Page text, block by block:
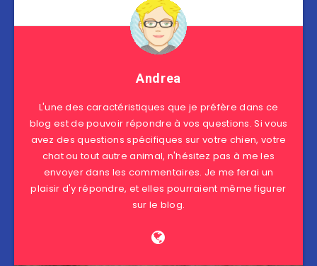
Andrea
L'une des caractéristiques que je préfère dans ce
blog est de pouvoir répondre à vos questions. Si vous
avez des questions spécifiques sur votre chien, votre
chat ou tout autre animal, n'hésitez pas à me les
envoyer dans les commentaires. Je me ferai un
plaisir d'y répondre, et elles pourraient même figurer
sur le blog.